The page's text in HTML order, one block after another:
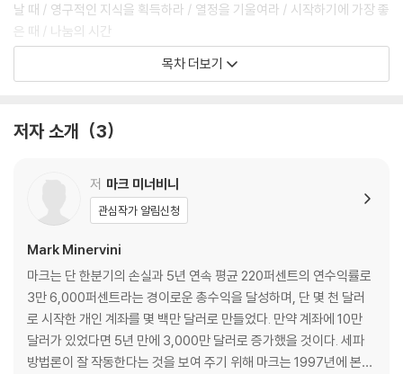
날 때 / 영구적인 지식을 획득하라 / 열정을 기울여라 / 시작하기에 가장 좋
은 때 / 나눔의 시간
[2장] 당신이 먼저 알아야 할 것
장 큰 난관은 시장이 아니다 / 누구도 대신해주지 않는다 / 답을 맞히고 싶
의 투자를 좋아하지 않는 이유 / 주식투자는 사업이다 / 펀드 매니저처럼
투자하지 마라 / 통상적인 방식은 통상적인 결과를 낳는다 / 피할 수 없는
성공의 대가 / 하나라도 잘하려면 집중하라 / 트레이더 아니면 투자자? /
고난의 시기를 예상하라 / 기록은 깨어지기 위해 만들어진다
[3장] 세파® 전략
전환점의 시작 / 지식의 용광로 / 마침내 등장한 기술 / 투자 공부의 활용 /
리더십 프로필 / 세파: 정밀성의 전략 / 세파의 다섯 가지 핵심 요소 / 확률
목차 더보기
저자 소개 3
저 마크 미너비니
관심작가 알림신청
Mark Minervini
마크는 단 한분기의 손실과 5년 연속 평균 220퍼센트의 연수익률로
3만 6,000퍼센트라는 경이로운 총수익을 달성하며, 단 몇 천 달러
로 시작한 개인 계좌를 몇 백만 달러로 만들었다. 만약 계좌에 10만
달러가 있었다면 5년 만에 3,000만 달러로 증가했을 것이다. 세파
방법론이 잘 작동한다는 것을 보여 주기 위해 마크는 1997년에 본인